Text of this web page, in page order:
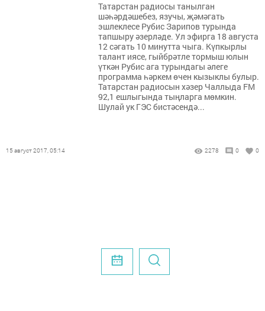
Татарстан радиосы танылган
шәһәрдәшебез, язучы, җәмәгать
эшлеклесе Рубис Зарипов турында
тапшыру әзерләде. Ул эфирга 18 августа
12 сәгать 10 минутта чыга. Күпкырлы
талант иясе, гыйбрәтле тормыш юлын
үткән Рубис ага турындагы әлеге
программа һәркем өчен кызыклы булыр.
Татарстан радиосын хәзер Чаллыда FM
92,1 ешлыгында тыңларга мөмкин.
Шулай ук ГЭС бистәсендә...
15 август 2017, 05:14 2278 0 0